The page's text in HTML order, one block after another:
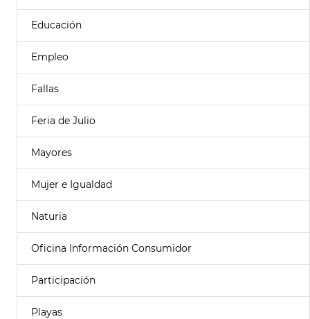
Educación
Empleo
Fallas
Feria de Julio
Mayores
Mujer e Igualdad
Naturia
Oficina Información Consumidor
Participación
Playas